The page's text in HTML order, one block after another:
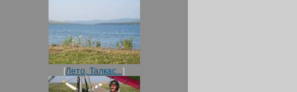
[Лето, Талкас...]